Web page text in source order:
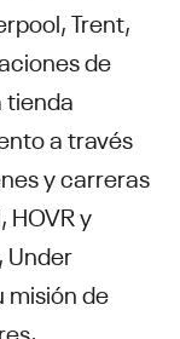
Trent,
de
tienda
a través
y carreras
HOVR y
Under
misión de